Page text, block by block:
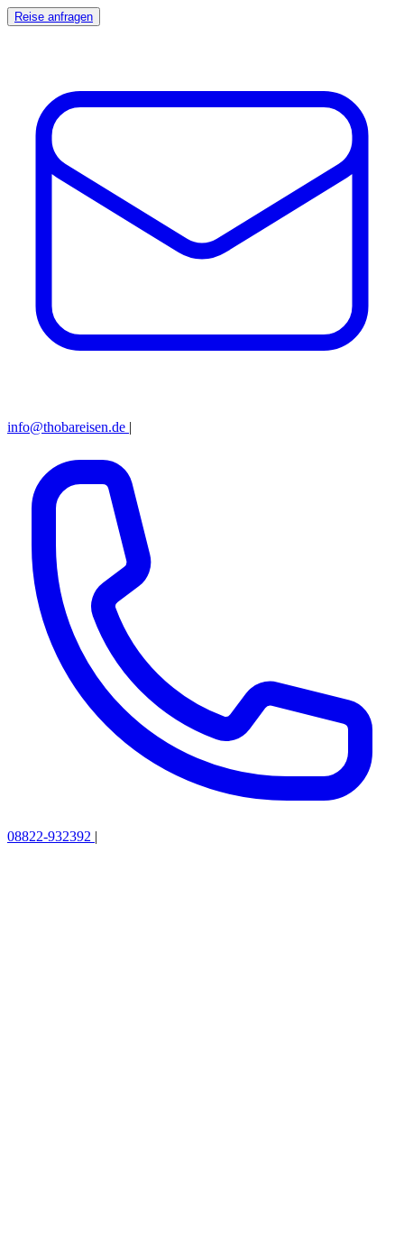
Reise anfragen
info@thobareisen.de |
08822-932392 |